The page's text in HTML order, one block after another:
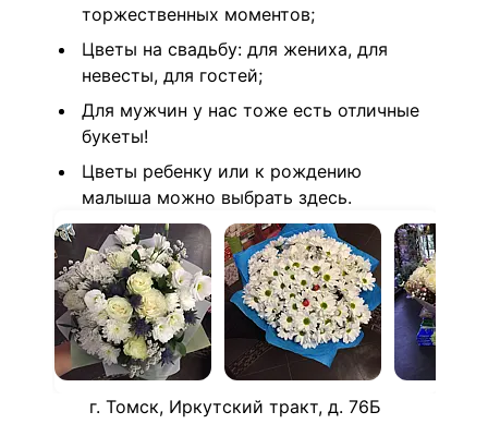
торжественных моментов;
Цветы на свадьбу: для жениха, для
невесты, для гостей;
Для мужчин у нас тоже есть отличные
букеты!
Цветы ребенку или к рождению
малыша можно выбрать здесь.
г. Томск, Иркутский тракт, д. 76Б